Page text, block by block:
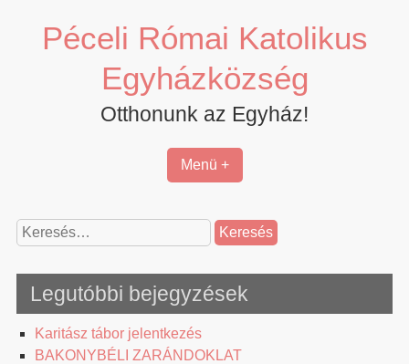
contentPéceli Római Katolikus
Egyházközség
Otthonunk az Egyház!
Menü +
Keresés:
Legutóbbi bejegyzések
Karitász tábor jelentkezés
BAKONYBÉLI ZARÁNDOKLAT